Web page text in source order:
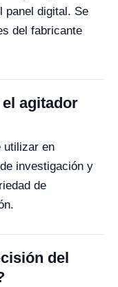
panel digital. Se
del fabricante
agitador
utilizar en
investigación y
de
del